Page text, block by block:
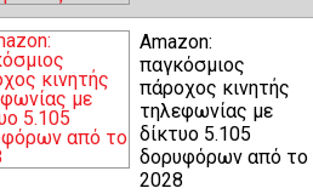
Amazon:
παγκόσμιος
πάροχος κινητής
τηλεφωνίας με
δίκτυο 5.105
δορυφόρων από το
2028